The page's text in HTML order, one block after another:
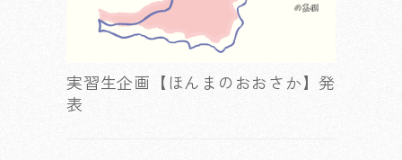
実習生企画【ほんまのおおさか】発
表